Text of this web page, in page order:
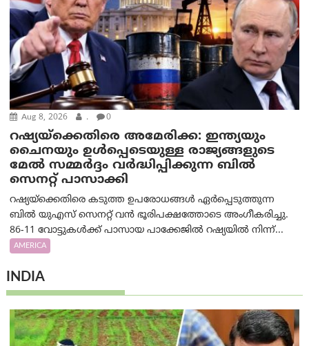
Aug 8, 2026 . 0
റഷ്യയ്‌ക്കെതിരെ അമേരിക്ക: ഇന്ത്യയും
ചൈനയും ഉൾപ്പെടെയുള്ള രാജ്യങ്ങളുടെ
മേൽ സമ്മർദ്ദം വർദ്ധിപ്പിക്കുന്ന ബിൽ
സെനറ്റ് പാസാക്കി
റഷ്യയ്‌ക്കെതിരെ കടുത്ത ഉപരോധങ്ങൾ ഏർപ്പെടുത്തുന്ന
ബിൽ യുഎസ് സെനറ്റ് വൻ ഭൂരിപക്ഷത്തോടെ അംഗീകരിച്ചു.
86-11 വോട്ടുകൾക്ക് പാസായ പാക്കേജിൽ റഷ്യയിൽ നിന്ന്...
AMERICA
INDIA